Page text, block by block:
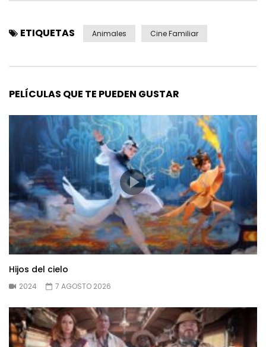
ETIQUETAS Animales Cine Familiar
PELÍCULAS QUE TE PUEDEN GUSTAR
Hijos del cielo
2024 7 AGOSTO 2026